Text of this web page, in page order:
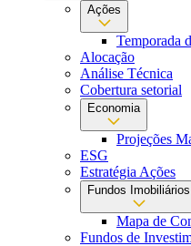
Ações
Temporada
Alocação
Análise Técnica
Cobertura setorial
Economia
Projeções
ESG
Estratégia Ações
Fundos Imobiliários
Mapa de
Fundos de